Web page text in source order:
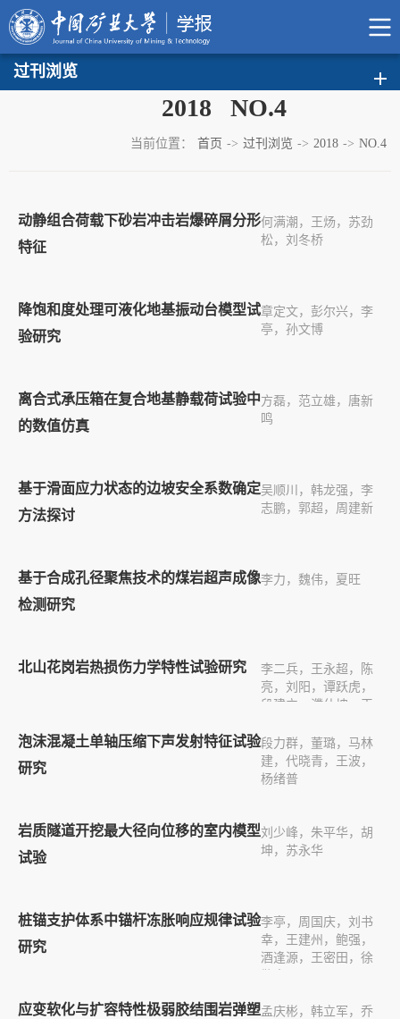
过刊浏览
2018 NO.4
当前位置： 首页 -> 过刊浏览 -> 2018 -> NO.4
动静组合荷载下砂岩冲击岩爆碎屑分形
特征
何满潮，王炀，苏劲
松，刘冬桥
降饱和度处理可液化地基振动台模型试
验研究
章定文，彭尔兴，李
亭，孙文博
离合式承压箱在复合地基静载荷试验中
的数值仿真
方磊，范立雄，唐新
鸣
基于滑面应力状态的边坡安全系数确定
方法探讨
吴顺川，韩龙强，李
志鹏，郭超，周建新
基于合成孔径聚焦技术的煤岩超声成像
检测研究
李力，魏伟，夏旺
北山花岗岩热损伤力学特性试验研究
李二兵，王永超，陈
亮，刘阳，谭跃虎，
段建立，濮仕坤，王
泡沫混凝土单轴压缩下声发射特征试验
研究
段力群，董璐，马林
建，代晓青，王波，
杨绪普
岩质隧道开挖最大径向位移的室内模型
试验
刘少峰，朱平华，胡
坤，苏永华
桩锚支护体系中锚杆冻胀响应规律试验
研究
李亭，周国庆，刘书
幸，王建州，鲍强，
酒逢源，王密田，徐
应变软化与扩容特性极弱胶结围岩弹塑孟庆彬，韩立军，乔